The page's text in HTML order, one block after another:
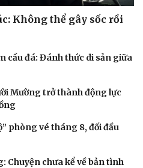
Không thể gây sốc rồi
cầu đá: Đánh thức di sản giữa
Mường trở thành động lực
phòng vé tháng 8, đối đầu
Chuyện chưa kể về bản tình